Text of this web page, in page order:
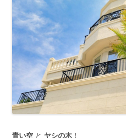
青い空 と ヤシの木 ！